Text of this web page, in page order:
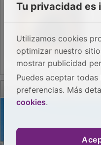
PUBLICIDAD
Tu privacidad es
Utilizamos cookies
optimizar nuestro
mostrar publicidad
Puedes aceptar
preferencias. Más
cookies.